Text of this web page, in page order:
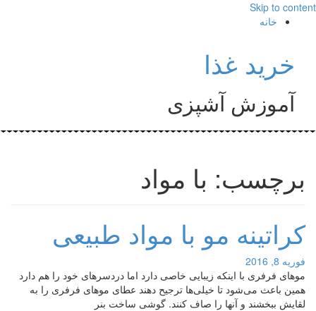
Skip to content
خانه
خرید غذا
آموزش آشپزی
برچسب: با مواد
کراتینه مو با مواد طبیعی
فوریه 8, 2016
موهای فرفری با اینکه زیبایی خاصی دارد اما دردسرهای خود را هم دارد
همین باعث می‌شود تا خیلی‌ها ترجیح دهند عطای موهای فرفری را به
لقایش ببخشند و آنها را صاف کنند. گوشی ساخت بنر